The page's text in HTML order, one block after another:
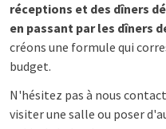
réceptions et des dîners
en passant par les dîners
créons une formule qui
budget.
N'hésitez pas à nous
visiter une salle ou poser